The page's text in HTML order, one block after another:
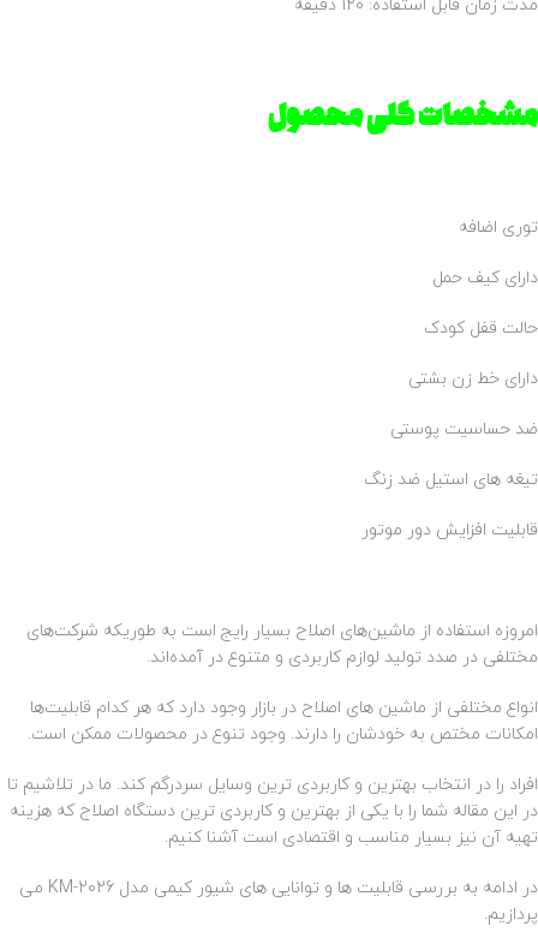
مدت زمان قابل استفاده: 120 دقیقه
مشخصات کلی محصول
توری اضافه
دارای کیف حمل
حالت قفل کودک
دارای خط زن بشتی
ضد حساسیت پوستی
تیغه های استیل ضد زنگ
قابلیت افزایش دور موتور
امروزه استفاده از ماشین‌های اصلاح بسیار رایج است به طوریکه شرکت‌های
مختلفی در صدد تولید لوازم کاربردی و متنوع در آمده‌اند.
انواع مختلفی از ماشین های اصلاح در بازار وجود دارد که هر کدام قابلیت‌ها
امکانات مختص به خودشان را دارند. وجود تنوع در محصولات ممکن است.
افراد را در انتخاب بهترین و کاربردی ترین وسایل سردرگم کند. ما در تلاشیم تا
در این مقاله شما را با یکی از بهترین و کاربردی ترین دستگاه اصلاح که هزینه
تهیه آن نیز بسیار مناسب و اقتصادی است آشنا کنیم.
در ادامه به بررسی قابلیت ها و توانایی های شیور کیمی مدل KM-2026 می
پردازیم.